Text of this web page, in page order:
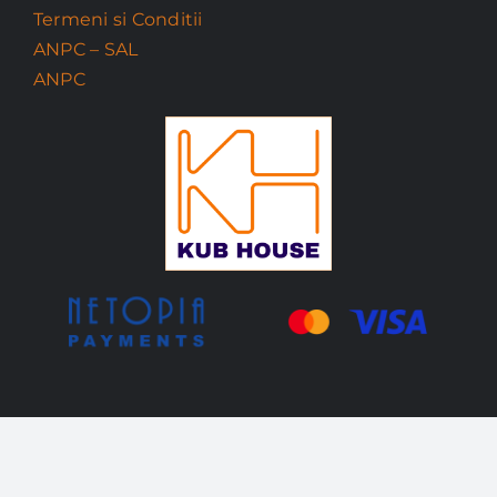
Termeni si Conditii
ANPC – SAL
ANPC